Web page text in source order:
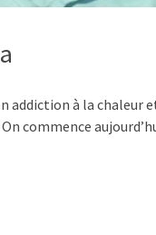
addiction à la
commence